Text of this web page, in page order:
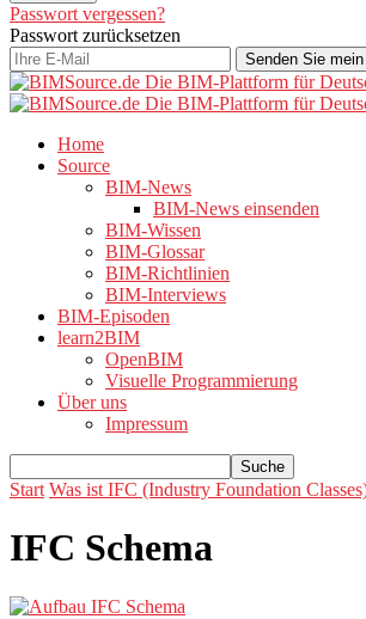
Passwort vergessen?
Passwort zurücksetzen
Home
Source
BIM-News
BIM-News einsenden
BIM-Wissen
BIM-Glossar
BIM-Richtlinien
BIM-Interviews
BIM-Episoden
learn2BIM
OpenBIM
Visuelle Programmierung
Über uns
Impressum
Start Was ist IFC (Industry Foundation
IFC Schema